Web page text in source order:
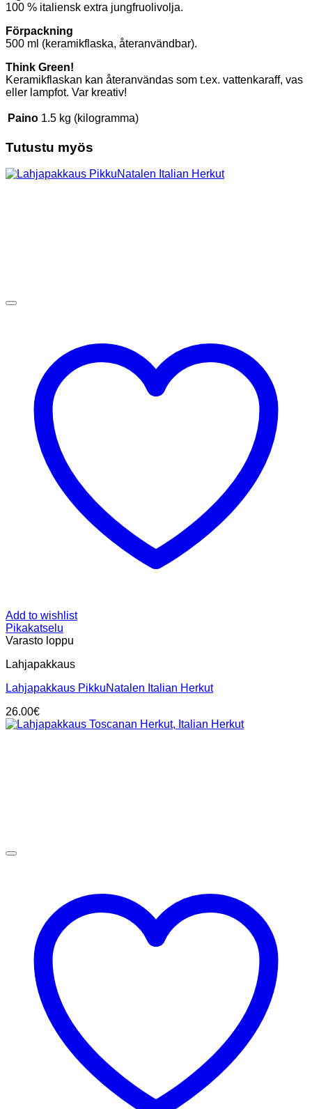
100 % italiensk extra jungfruolivolja.
Förpackning
500 ml (keramikflaska, återanvändbar).
Think Green!
Keramikflaskan kan återanvändas som t.ex. vattenkaraff, vas
eller lampfot. Var kreativ!
Paino 1.5 kg (kilogramma)
Tutustu myös
Add to wishlist
Pikakatselu
Varasto loppu
Lahjapakkaus
Lahjapakkaus PikkuNatalen Italian Herkut
26.00€